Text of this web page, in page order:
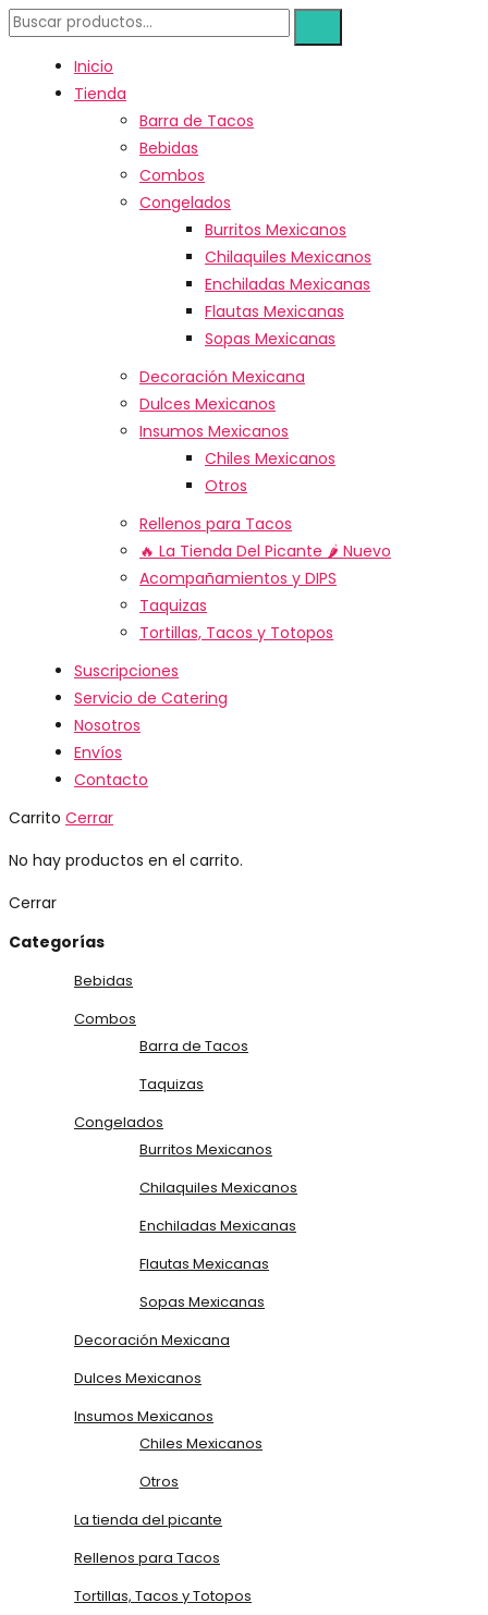
Inicio
Tienda
Barra de Tacos
Bebidas
Combos
Congelados
Burritos Mexicanos
Chilaquiles Mexicanos
Enchiladas Mexicanas
Flautas Mexicanas
Sopas Mexicanas
Decoración Mexicana
Dulces Mexicanos
Insumos Mexicanos
Chiles Mexicanos
Otros
Rellenos para Tacos
🔥 La Tienda Del Picante 🌶️ Nuevo
Acompañamientos y DIPS
Taquizas
Tortillas, Tacos y Totopos
Suscripciones
Servicio de Catering
Nosotros
Envíos
Contacto
Carrito Cerrar
No hay productos en el carrito.
Cerrar
Categorías
Bebidas
Combos
Barra de Tacos
Taquizas
Congelados
Burritos Mexicanos
Chilaquiles Mexicanos
Enchiladas Mexicanas
Flautas Mexicanas
Sopas Mexicanas
Decoración Mexicana
Dulces Mexicanos
Insumos Mexicanos
Chiles Mexicanos
Otros
La tienda del picante
Rellenos para Tacos
Tortillas, Tacos y Totopos